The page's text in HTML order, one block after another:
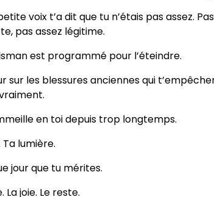
voix t’a dit que tu n’étais pas assez.
pas assez légitime.
est programmé pour l’éteindre.
sur les blessures anciennes qui
en toi depuis trop longtemps.
lumière.
jour que tu mérites.
La joie. Le reste.